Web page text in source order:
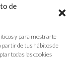
de
y para mostrarte
partir de tus hábitos de
todas las cookies